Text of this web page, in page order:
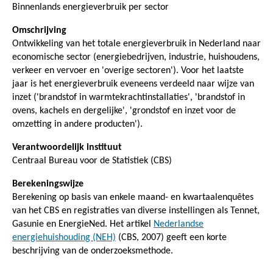
Binnenlands energieverbruik per sector
Omschrijving
Ontwikkeling van het totale energieverbruik in Nederland naar
economische sector (energiebedrijven, industrie, huishoudens,
verkeer en vervoer en 'overige sectoren'). Voor het laatste
jaar is het energieverbruik eveneens verdeeld naar wijze van
inzet ('brandstof in warmtekrachtinstallaties', 'brandstof in
ovens, kachels en dergelijke', 'grondstof en inzet voor de
omzetting in andere producten').
Verantwoordelijk instituut
Centraal Bureau voor de Statistiek (CBS)
Berekeningswijze
Berekening op basis van enkele maand- en kwartaalenquêtes
van het CBS en registraties van diverse instellingen als Tennet,
Gasunie en EnergieNed. Het artikel
Nederlandse
energiehuishouding (NEH) (CBS, 2007) geeft een korte
beschrijving van de onderzoeksmethode.